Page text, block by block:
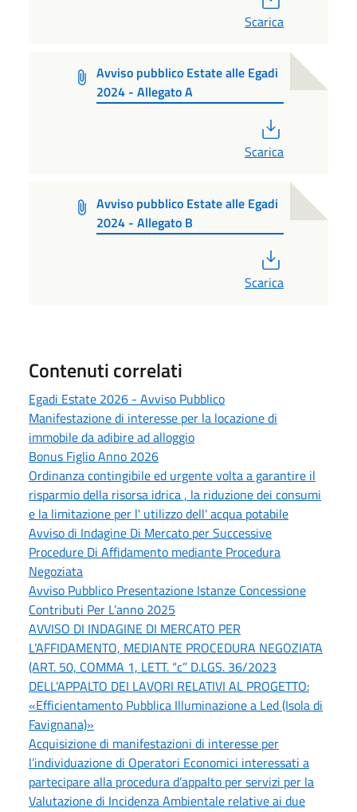
Scarica
Avviso pubblico Estate alle Egadi
2024 - Allegato A
Scarica
Avviso pubblico Estate alle Egadi
2024 - Allegato B
Scarica
Contenuti correlati
Egadi Estate 2026 - Avviso Pubblico
Manifestazione di interesse per la locazione di
immobile da adibire ad alloggio
Bonus Figlio Anno 2026
Ordinanza contingibile ed urgente volta a garantire il
risparmio della risorsa idrica , la riduzione dei consumi
e la limitazione per l' utilizzo dell' acqua potabile
Avviso di Indagine Di Mercato per Successive
Procedure Di Affidamento mediante Procedura
Negoziata
Avviso Pubblico Presentazione Istanze Concessione
Contributi Per L’anno 2025
AVVISO DI INDAGINE DI MERCATO PER
L’AFFIDAMENTO, MEDIANTE PROCEDURA NEGOZIATA
(ART. 50, COMMA 1, LETT. “c” D.LGS. 36/2023
DELL’APPALTO DEI LAVORI RELATIVI AL PROGETTO:
«Efficientamento Pubblica Illuminazione a Led (Isola di
Favignana)»
Acquisizione di manifestazioni di interesse per
l’individuazione di Operatori Economici interessati a
partecipare alla procedura d’appalto per servizi per la
Valutazione di Incidenza Ambientale relative ai due